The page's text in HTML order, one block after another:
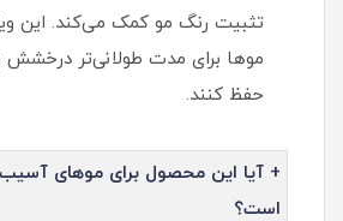
تثبیت رنگ مو کمک می‌کند. این
موها برای مدت طولانی‌تر درخشش
حفظ کنند.
+ آیا این محصول برای موهای
است؟